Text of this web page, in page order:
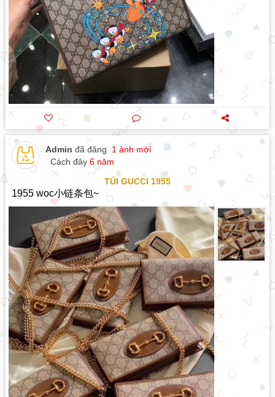
Admin đã đăng 1 ảnh mới
Cách đây 6 năm
TÚI GUCCI 1955
1955 woc小链条包~